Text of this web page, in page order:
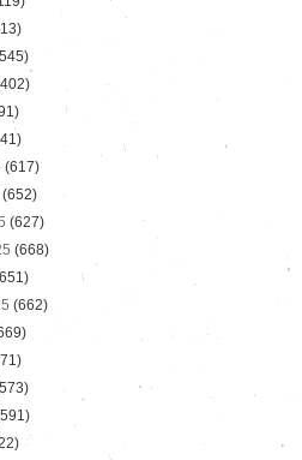
(617)
(652)
(627)
(668)
(662)